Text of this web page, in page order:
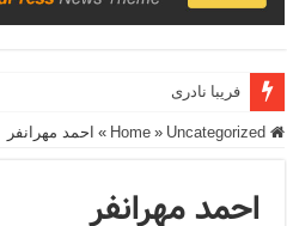
فریبا نادری
» Uncategorized
» احمد مهرانفر
احمد مهرانفر